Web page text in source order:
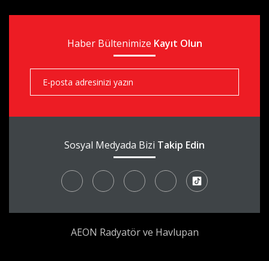
aks
Haber Bültenimize Kayıt Olun
Sosyal Medyada Bizi Takip Edin
AEON Radyatör ve Havlupan